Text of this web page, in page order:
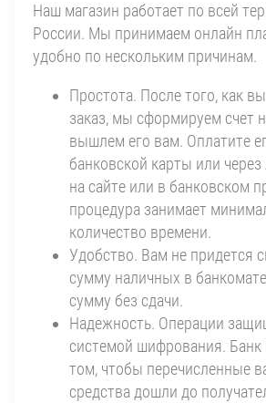
Наш магазин работает по всей
России. Мы принимаем онлайн
удобно по нескольким причинам.
Простота. После того, как
заказ, мы сформируем счет
вышлем его вам. Оплатите
банковской карты или
на сайте или в банковском
процедура занимает
количество времени.
Удобство. Вам не придется
сумму наличных в
сумму без сдачи.
Надежность. Операции
системой шифрования. Банк
том, чтобы перечисленные
средства дошли до